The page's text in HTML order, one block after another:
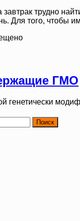
завтрак трудно
Для того, чтобы
ГМО
генетически